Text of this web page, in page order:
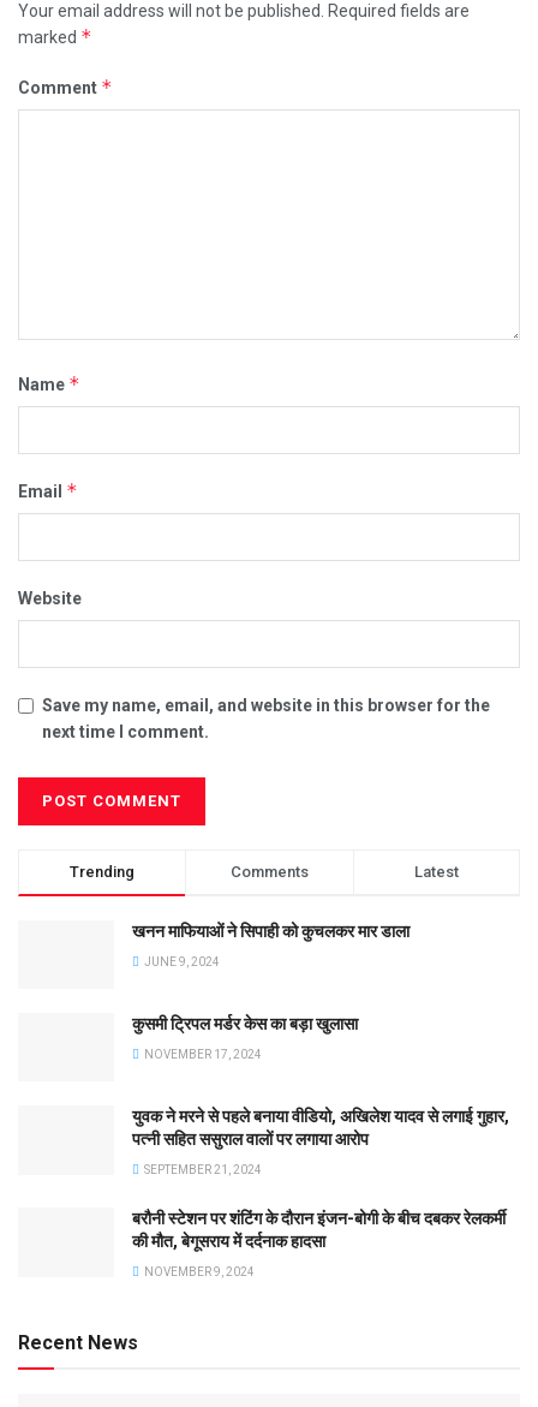
Your email address will not be published.
Required fields are
marked *
Comment *
Name *
Email *
Website
Save my name, email, and website in this browser for the
next time I comment.
Trending Comments Latest
खनन माफियाओं ने सिपाही को कुचलकर मार डाला
JUNE 9, 2024
कुसमी ट्रिपल मर्डर केस का बड़ा खुलासा
NOVEMBER 17, 2024
युवक ने मरने से पहले बनाया वीडियो, अखिलेश यादव से लगाई गुहार,
पत्नी सहित ससुराल वालों पर लगाया आरोप
SEPTEMBER 21, 2024
बरौनी स्टेशन पर शंटिंग के दौरान इंजन-बोगी के बीच दबकर रेलकर्मी
की मौत, बेगूसराय में दर्दनाक हादसा
NOVEMBER 9, 2024
Recent News